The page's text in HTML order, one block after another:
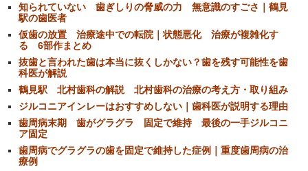
知られていない 歯ぎしりの脅威の力 無意識のすごさ｜鶴見
駅の歯医者
仮歯の放置 治療途中での転院｜状態悪化 治療が複雑化す
る 6部作まとめ
抜歯と言われた歯は本当に抜くしかない？歯を残す可能性を歯
科医が解説
鶴見駅 北村歯科の解説 北村歯科の治療の考え方・取り組み
ジルコニアインレーはおすすめしない｜歯科医が説明する理由
歯周病末期 歯がグラグラ 固定で維持 最後の一手ジルコニ
ア固定
歯周病でグラグラの歯を固定で維持した症例｜重度歯周病の治
療例